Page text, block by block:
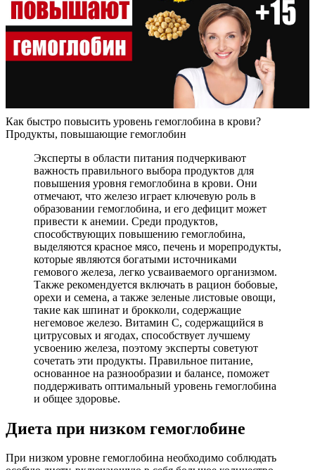
Как быстро повысить уровень гемоглобина в крови?
Продукты, повышающие гемоглобин
Эксперты в области питания подчеркивают
важность правильного выбора продуктов для
повышения уровня гемоглобина в крови. Они
отмечают, что железо играет ключевую роль в
образовании гемоглобина, и его дефицит может
привести к анемии. Среди продуктов,
способствующих повышению гемоглобина,
выделяются красное мясо, печень и морепродукты,
которые являются богатыми источниками
гемового железа, легко усваиваемого организмом.
Также рекомендуется включать в рацион бобовые,
орехи и семена, а также зеленые листовые овощи,
такие как шпинат и брокколи, содержащие
негемовое железо. Витамин C, содержащийся в
цитрусовых и ягодах, способствует лучшему
усвоению железа, поэтому эксперты советуют
сочетать эти продукты. Правильное питание,
основанное на разнообразии и балансе, поможет
поддерживать оптимальный уровень гемоглобина
и общее здоровье.
Диета при низком гемоглобине
При низком уровне гемоглобина необходимо соблюдать